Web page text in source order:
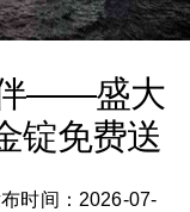
伴——盛大
锭免费送
时间：2026-07-